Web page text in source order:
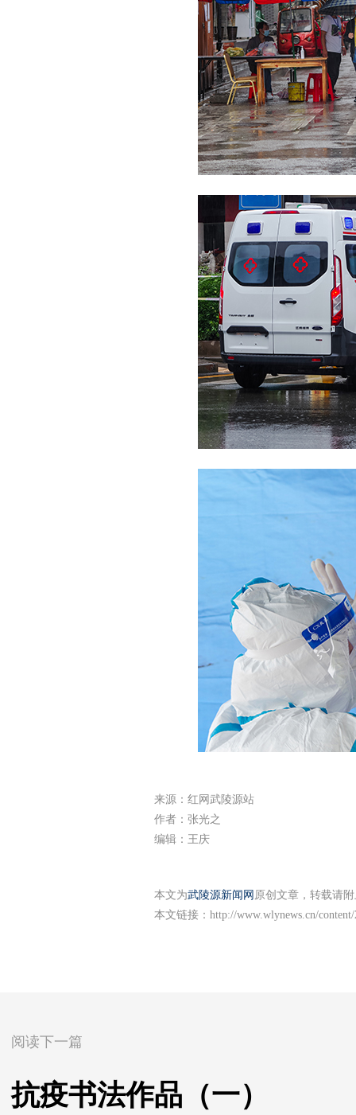
来源：红网武陵源站
作者：张光之
编辑：王庆
本文为武陵源新闻网 原创文章，转载请
本文链接： http://www.wlynews.cn/
阅读下一篇
抗疫书法作品（一）